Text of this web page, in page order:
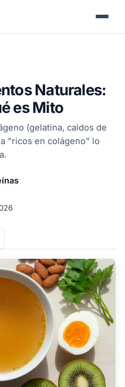
Naturales:
es Mito
(gelatina, caldos de
"ricos en colágeno" lo